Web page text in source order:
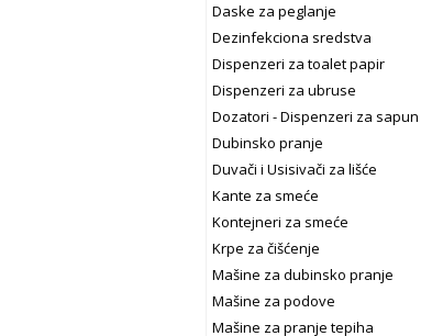
Daske za peglanje
Dezinfekciona sredstva
Dispenzeri za toalet papir
Dispenzeri za ubruse
Dozatori - Dispenzeri za sapun
Dubinsko pranje
Duvači i Usisivači za lišće
Kante za smeće
Kontejneri za smeće
Krpe za čišćenje
Mašine za dubinsko pranje
Mašine za podove
Mašine za pranje tepiha